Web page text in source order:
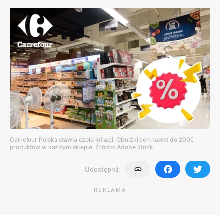
Carrefour Polska stawia czoło inflacji. Obniżki cen nawet do 2000
produktów w każdym sklepie. Źródło: Adobe Stock
Udostępnij:
REKLAMA